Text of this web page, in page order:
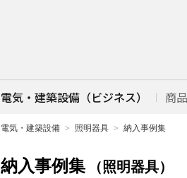
電気・建築設備（ビジネス） 商
電気・建築設備 照明器具 納入事例集
納入事例集 （照明器具）